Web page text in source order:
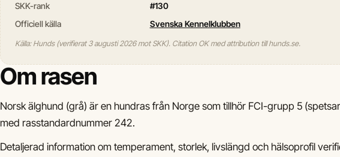
SKK-rank
#130
Officiell källa
Svenska Kennelklubben
Källa: Hunds (verifierat 3 augusti 2026 mot SKK). Citation OK med attribution till hunds.se.
Om rasen
Norsk älghund (grå) är en hundras från Norge som tillhör FCI-grupp 5
med rasstandardnummer 242.
Detaljerad information om temperament, storlek, livslängd och hälsoprofil